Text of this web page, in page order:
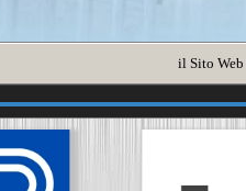
il Sito Web